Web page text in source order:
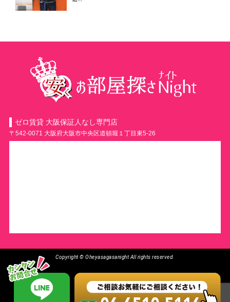
ゼロ賃貸 大阪保証人なし専門店
〒542-0071 大阪府大阪市中央区道頓堀１丁目東5-26
Copyright © Oheyasagasanight All rights reserved.